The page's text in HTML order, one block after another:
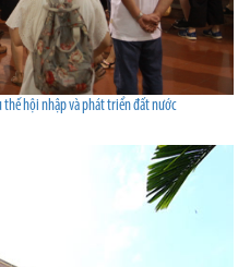
hội nhập và phát triển đất nước